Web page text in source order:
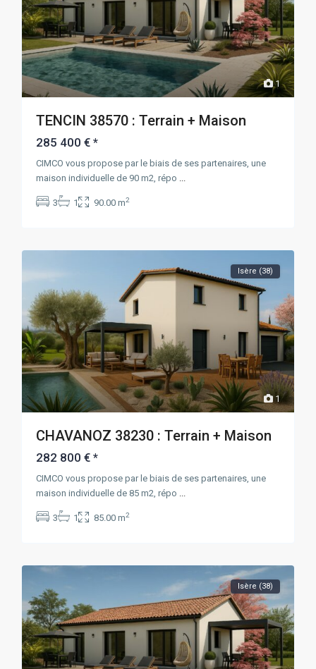
1
TENCIN 38570 : Terrain + Maison
285 400 €*
CIMCO vous propose par le biais de ses partenaires, une
maison individuelle de 90 m2, répo
3 1 90.00 m2
1
Isère (38)
CHAVANOZ 38230 : Terrain + Maison
282 800 €*
CIMCO vous propose par le biais de ses partenaires, une
maison individuelle de 85 m2, répo
3 1 85.00 m2
Isère (38)